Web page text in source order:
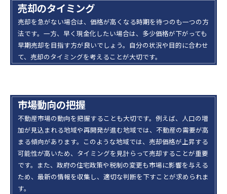
売却のタイミング
売却を急がない場合は、価格が高くなる時期を待つのも一つの方
法です。一方、早く現金化したい場合は、多少価格が下がっても
早期売却を目指す方が良いでしょう。自分の状況や目的に合わせ
て、売却のタイミングを考えることが大切です。
市場動向の把握
不動産市場の動向を把握することも大切です。例えば、人口の増
加が見込まれる地域や再開発が進む地域では、不動産の需要が高
まる傾向があります。このような地域では、売却価格が上昇する
可能性が高いため、タイミングを見計らって売却することが重要
です。また、政府の住宅政策や税制の変更も市場に影響を与える
ため、最新の情報を収集し、適切な判断を下すことが求められま
す。